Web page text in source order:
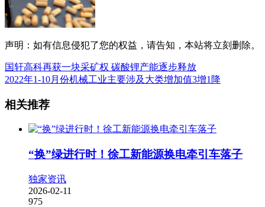
声明：如有信息侵犯了您的权益，请告知，本站将立刻删除。
国轩高科再获一块采矿权 碳酸锂产能逐步释放
2022年1-10月份机械工业主要涉及大类增加值3增1降
相关推荐
“换”绿进行时！徐工新能源换电牵引车落子
独家资讯
2026-02-11
975